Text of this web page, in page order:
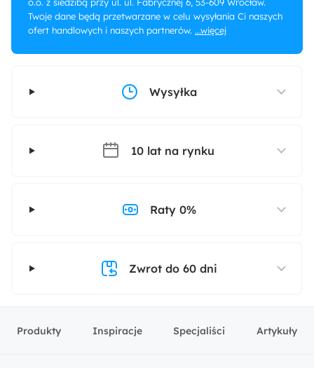
Twoje dane będą przetwarzane w celu wysyłania Ci naszych
ofert handlowych i naszych partnerów. ...więcej
Wysyłka
10 lat na rynku
Raty 0%
Zwrot do 60 dni
Produkty Inspiracje Specjaliści Artykuły